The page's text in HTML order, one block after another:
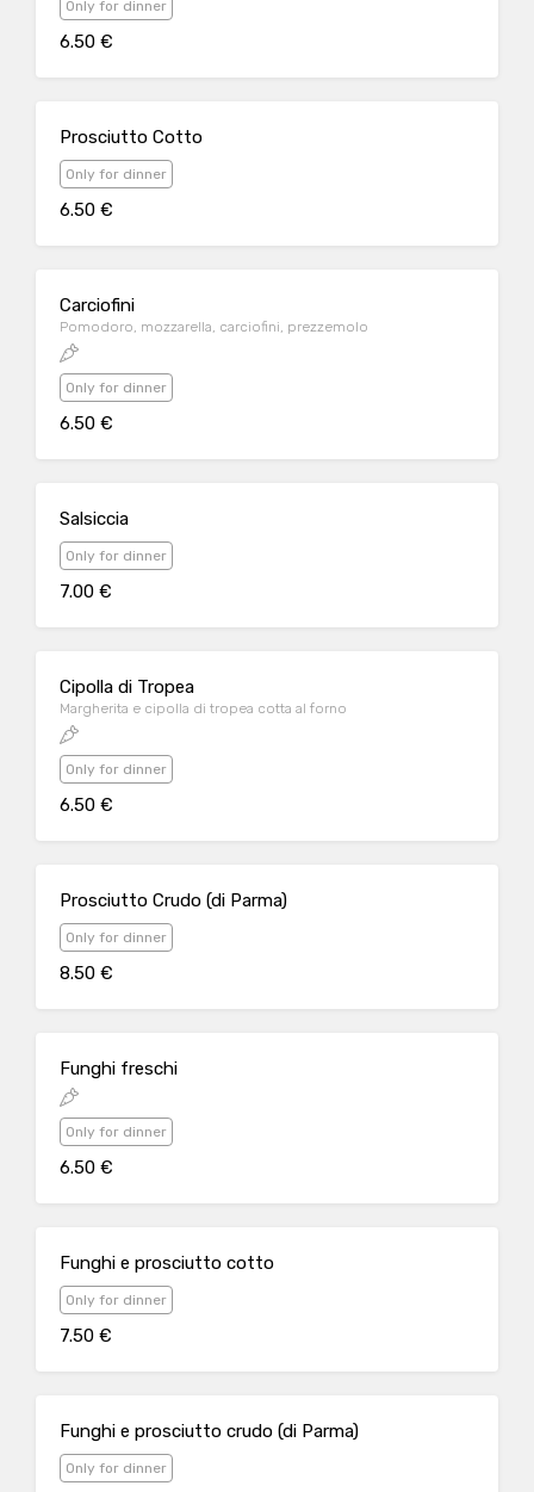
Only for dinner
6.50 €
Prosciutto Cotto
Only for dinner
6.50 €
Carciofini
Pomodoro, mozzarella, carciofini, prezzemolo
Only for dinner
6.50 €
Salsiccia
Only for dinner
7.00 €
Cipolla di Tropea
Margherita e cipolla di tropea cotta al forno
Only for dinner
6.50 €
Prosciutto Crudo (di Parma)
Only for dinner
8.50 €
Funghi freschi
Only for dinner
6.50 €
Funghi e prosciutto cotto
Only for dinner
7.50 €
Funghi e prosciutto crudo (di Parma)
Only for dinner